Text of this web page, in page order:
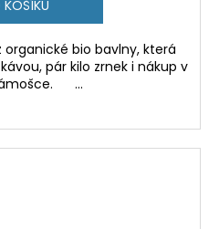
bio bavlny, která
pár kilo zrnek i nákup v
...